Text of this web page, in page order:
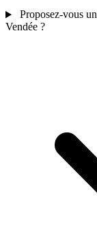
Proposez-vous
Vendée ?